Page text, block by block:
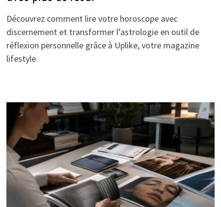
Découvrez comment lire votre horoscope avec
discernement et transformer l’astrologie en outil de
réflexion personnelle grâce à Uplike, votre magazine
lifestyle.